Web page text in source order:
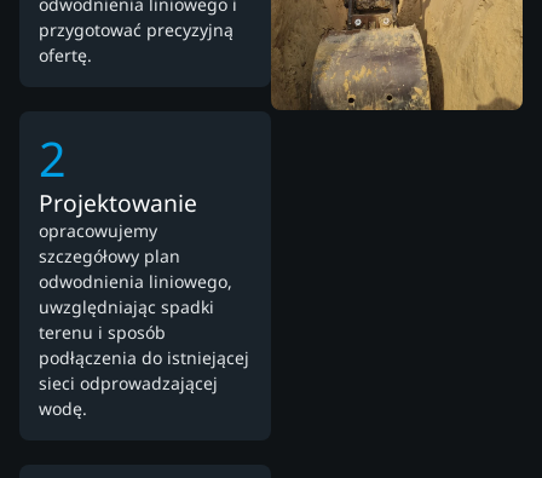
przygotować precyzyjną
ofertę.
2
Projektowanie
opracowujemy
szczegółowy plan
odwodnienia liniowego,
uwzględniając spadki
terenu i sposób
podłączenia do istniejącej
sieci odprowadzającej
wodę.